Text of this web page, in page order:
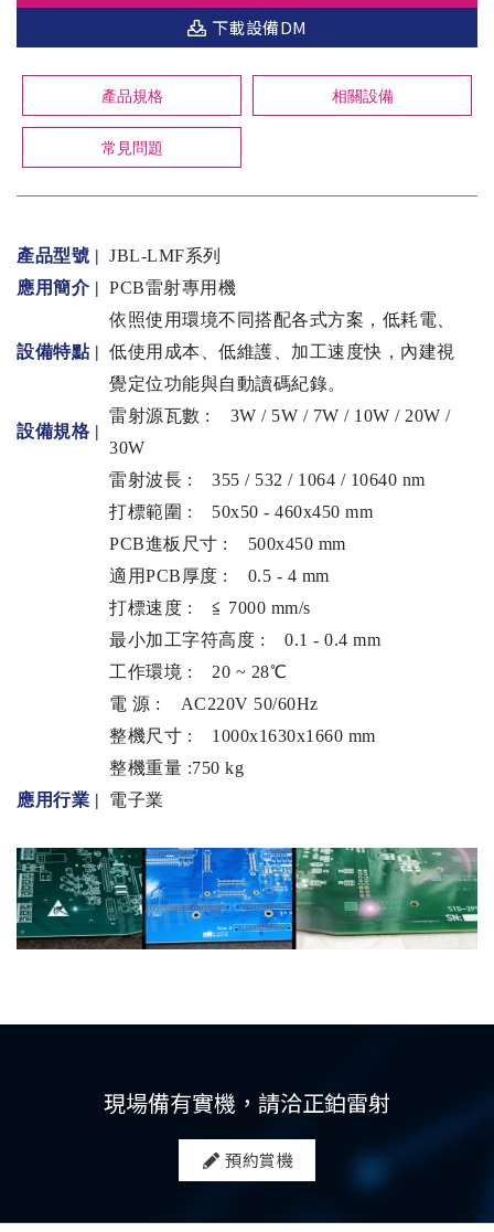
下載設備DM
產品規格 相關設備
常見問題
產品型號 | JBL-LMF系列
應用簡介 | PCB雷射專用機
設備特點 |
依照使用環境不同搭配各式方案，低耗電、
低使用成本、低維護、加工速度快，內建視
覺定位功能與自動讀碼紀錄。
設備規格 |
雷射源瓦數 :
3W / 5W / 7W / 10W / 20W /
30W
雷射波長 :
355 / 532 / 1064 / 10640 nm
打標範圍 :
50x50 - 460x450 mm
PCB進板尺寸 :
500x450 mm
適用PCB厚度 :
0.5 - 4 mm
打標速度 :
≦ 7000 mm/s
最小加工字符高度 :
0.1 - 0.4 mm
工作環境 :
20 ~ 28℃
電 源 :
AC220V 50/60Hz
整機尺寸 :
1000x1630x1660 mm
整機重量 :750 kg
應用行業 | 電子業
現場備有實機，請洽正鉑雷射
預約賞機